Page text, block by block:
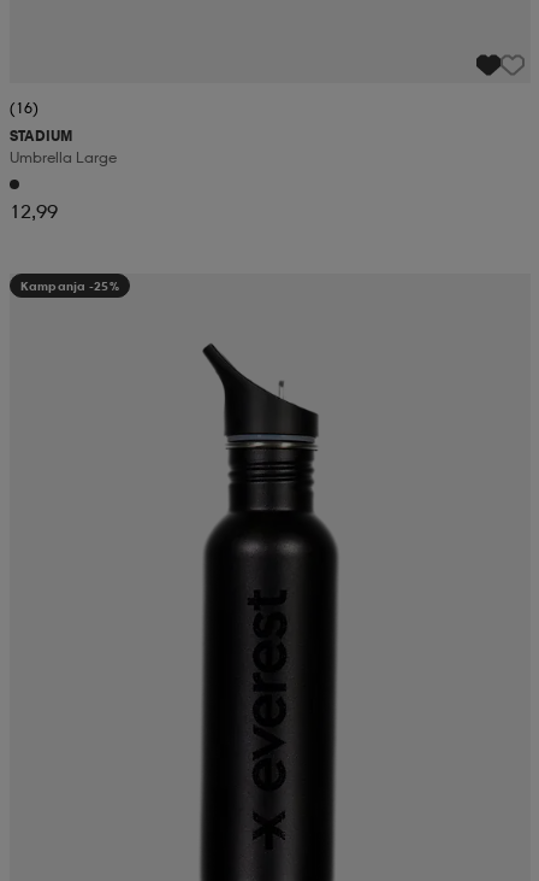
(16)
STADIUM
Umbrella Large
12,99
Kampanja -25%